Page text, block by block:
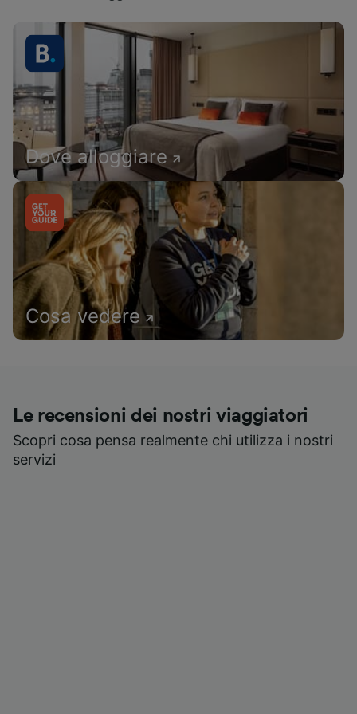
Dove alloggiare
Cosa vedere
Le recensioni dei nostri viaggiatori
Scopri cosa pensa realmente chi utilizza i nostri
servizi